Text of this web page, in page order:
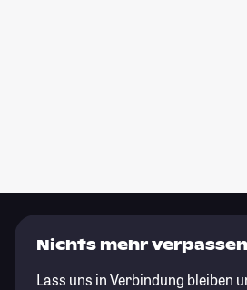
Nichts mehr
Lass uns in Verbindung bleiben